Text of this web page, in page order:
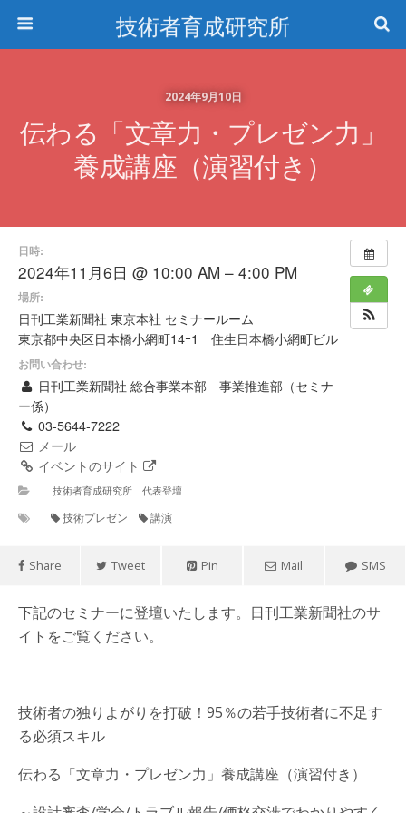
技術者育成研究所
2024年9月10日
伝わる「文章力・プレゼン力」
養成講座（演習付き）
日時:
2024年11月6日 @ 10:00 AM – 4:00 PM
場所:
日刊工業新聞社 東京本社 セミナールーム
東京都中央区日本橋小網町14ｰ1 住生日本橋小網町ビル
お問い合わせ:
日刊工業新聞社 総合事業本部 事業推進部（セミナ
ー係）
03-5644-7222
メール
イベントのサイト
技術者育成研究所 代表登壇
技術プレゼン 講演
Share Tweet Pin Mail SMS
下記のセミナーに登壇いたします。日刊工業新聞社のサ
イトをご覧ください。
技術者の独りよがりを打破！95％の若手技術者に不足す
る必須スキル
伝わる「文章力・プレゼン力」養成講座（演習付き）